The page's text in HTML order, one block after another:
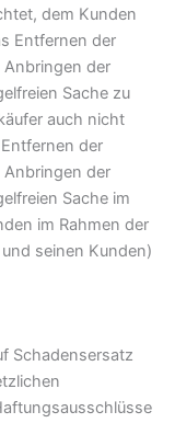
dem Kunden
Entfernen der
der
Sache zu
auch nicht
der
der
Sache im
im Rahmen der
seinen Kunden)
Schadensersatz